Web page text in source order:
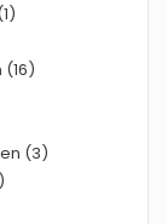
(3)